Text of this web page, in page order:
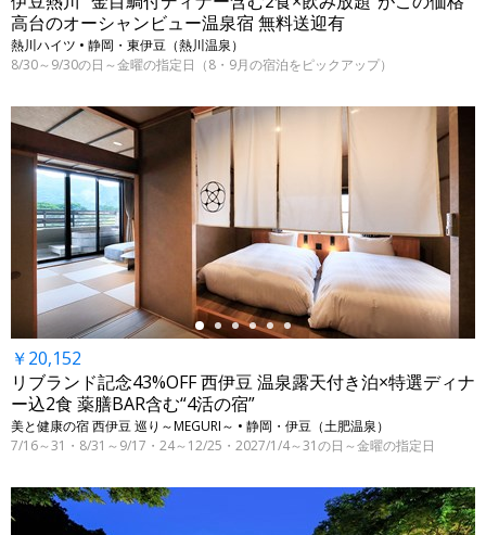
高台のオーシャンビュー温泉宿 無料送迎有
熱川ハイツ • 静岡・東伊豆（熱川温泉）
8/30～9/30の日～金曜の指定日（8・9月の宿泊をピックアップ）
←
￥20,152
リブランド記念43%OFF 西伊豆 温泉露天付き泊×特選ディナ
ー込2食 薬膳BAR含む“4活の宿”
美と健康の宿 西伊豆 巡り～MEGURI～ • 静岡・伊豆（土肥温泉）
7/16～31・8/31～9/17・24～12/25・2027/1/4～31の日～金曜の指定日